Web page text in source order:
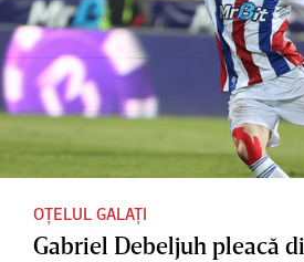
OȚELUL GALAȚI
Gabriel Debeljuh pleacă